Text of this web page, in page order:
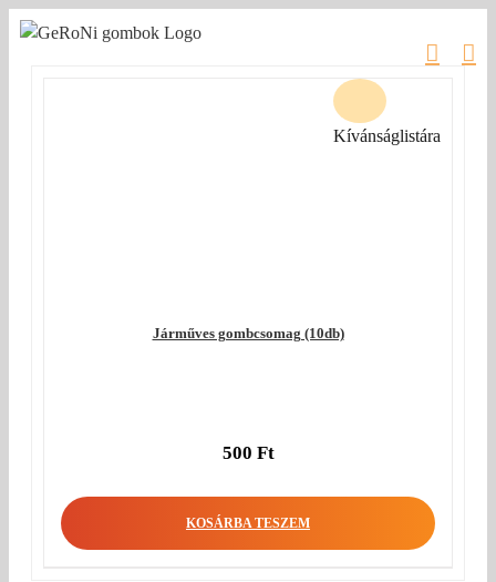
Kihagyás
Járműves gombcsomag (10db)
500 Ft
KOSÁRBA TESZEM
Kívánságlistára